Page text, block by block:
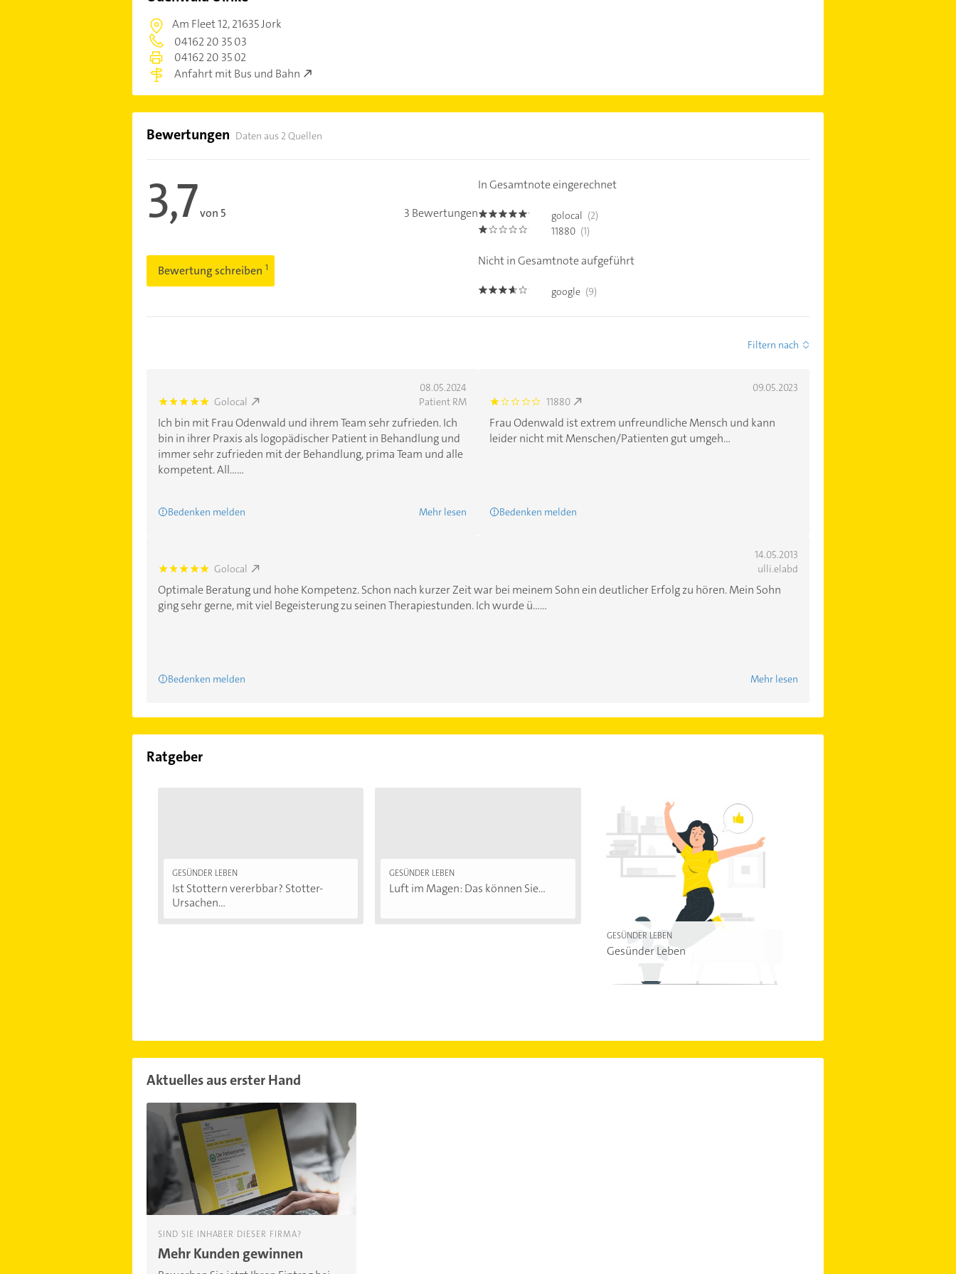
Am Fleet 12,21635 Jork
04162 20 35 03
04162 20 35 02
Anfahrt mit Bus und Bahn
Bewertungen Daten aus 2 Quellen
3,7von 5 3 Bewertungen
Bewertung schreiben
In Gesamtnote eingerechnet
5.0 golocal (2)
1.0 11880 (1)
Nicht in Gesamtnote aufgeführt
3.6000001 google (9)
Filtern nach
08.05.2024
5.0 Golocal Patient RM
Ich bin mit Frau Odenwald und ihrem Team sehr zufrieden. Ich
bin in ihrer Praxis als logopädischer Patient in Behandlung und
immer sehr zufrieden mit der Behandlung, prima Team und alle
kompetent. All......
Bedenken melden Mehr lesen
09.05.2023
1.0 11880
Frau Odenwald ist extrem unfreundliche Mensch und kann
leider nicht mit Menschen/Patienten gut umgeh...
Bedenken melden
14.05.2013
5.0 Golocal ulli.elabd
Optimale Beratung und hohe Kompetenz. Schon nach kurzer Zeit war bei meinem Sohn ein deutlicher Erfolg zu hören. Mein Sohn
ging sehr gerne, mit viel Begeisterung zu seinen Therapiestunden. Ich wurde ü......
Bedenken melden Mehr lesen
Ratgeber
GESÜNDER LEBEN
Ist Stottern vererbbar? Stotter-
Ursachen...
GESÜNDER LEBEN
Luft im Magen: Das können Sie...
GESÜNDER LEBEN
Gesünder Leben
Aktuelles aus erster Hand
SIND SIE INHABER DIESER FIRMA?
Mehr Kunden gewinnen